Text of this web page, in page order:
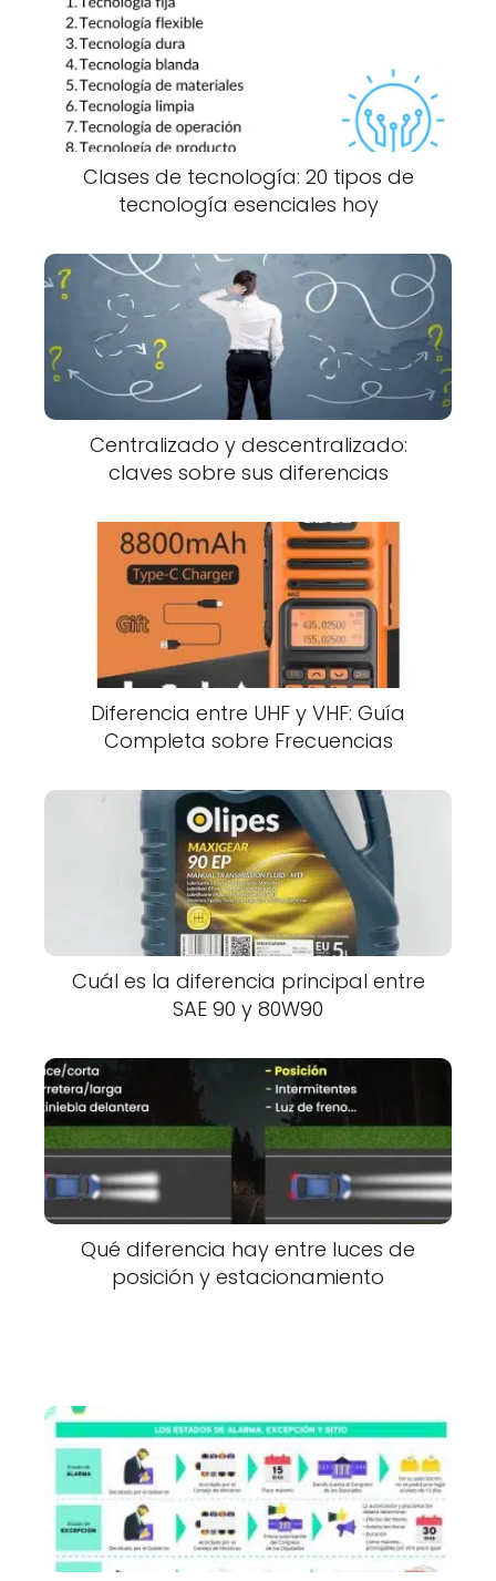
Clases de tecnología: 20 tipos de
tecnología esenciales hoy
Centralizado y descentralizado:
claves sobre sus diferencias
Diferencia entre UHF y VHF: Guía
Completa sobre Frecuencias
Cuál es la diferencia principal entre
SAE 90 y 80W90
Qué diferencia hay entre luces de
posición y estacionamiento